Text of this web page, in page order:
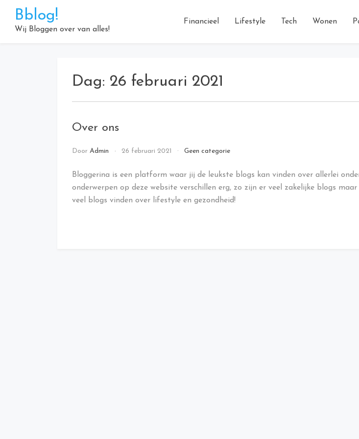
inhoud
Bblog!
Wij Bloggen over van alles!
Financieel Lifestyle Tech Wonen
Dag: 26 februari 2021
Over ons
Door Admin 26 februari 2021 Geen categorie
Bloggerina is een platform waar jij de leukste blogs kan vinden over allerlei
onderwerpen op deze website verschillen erg, zo zijn er veel zakelijke blogs
veel blogs vinden over lifestyle en gezondheid!